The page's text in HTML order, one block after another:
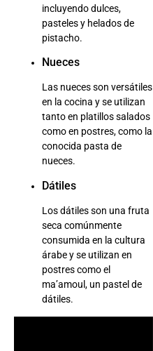
incluyendo dulces,
pasteles y helados de
pistacho.
Nueces
Las nueces son versátiles
en la cocina y se utilizan
tanto en platillos salados
como en postres, como la
conocida pasta de
nueces.
Dátiles
Los dátiles son una fruta
seca comúnmente
consumida en la cultura
árabe y se utilizan en
postres como el
ma’amoul, un pastel de
dátiles.